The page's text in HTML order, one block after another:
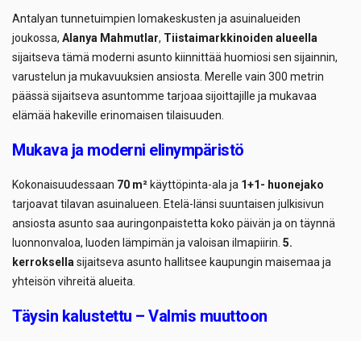
Antalyan tunnetuimpien lomakeskusten ja asuinalueiden
joukossa, Alanya Mahmutlar, Tiistaimarkkinoiden alueella
sijaitseva tämä moderni asunto kiinnittää huomiosi sen sijainnin,
varustelun ja mukavuuksien ansiosta. Merelle vain 300 metrin
päässä sijaitseva asuntomme tarjoaa sijoittajille ja mukavaa
elämää hakeville erinomaisen tilaisuuden.
Mukava ja moderni elinympäristö
Kokonaisuudessaan 70 m² käyttöpinta-ala ja 1+1- huonejako
tarjoavat tilavan asuinalueen. Etelä-länsi suuntaisen julkisivun
ansiosta asunto saa auringonpaistetta koko päivän ja on täynnä
luonnonvaloa, luoden lämpimän ja valoisan ilmapiirin. 5.
kerroksellasijaitseva asunto hallitsee kaupungin maisemaa ja
yhteisön vihreitä alueita.
Täysin kalustettu – Valmis muuttoon